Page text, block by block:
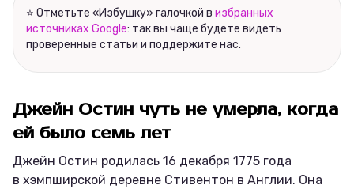
⭐ Отметьте «Избушку» галочкой в избранных
источниках Google: так вы чаще будете видеть
проверенные статьи и поддержите нас.
Джейн Остин чуть не умерла, когда
ей было семь лет
Джейн Остин родилась 16 декабря 1775 года
в хэмпширской деревне Стивентон в Англии. Она